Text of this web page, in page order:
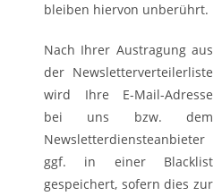
bleiben hiervon unberührt.
Nach Ihrer Austragung aus
der Newsletterverteilerliste
wird Ihre E-Mail-Adresse
bei uns bzw. dem
Newsletterdiensteanbieter
ggf. in einer Blacklist
gespeichert, sofern dies zur